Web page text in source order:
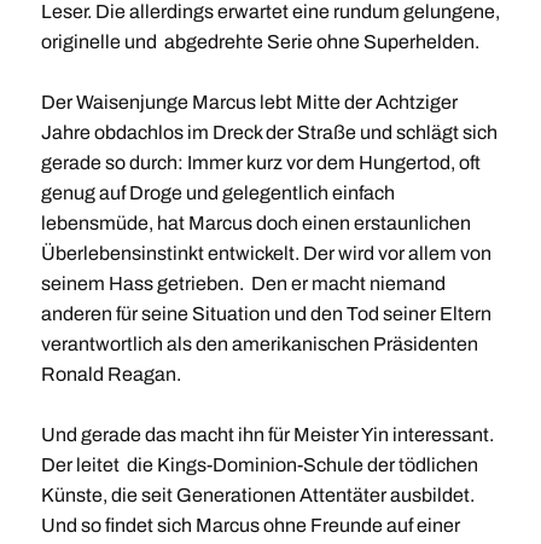
Leser. Die allerdings erwartet eine rundum gelungene,
originelle und abgedrehte Serie ohne Superhelden.
Der Waisenjunge Marcus lebt Mitte der Achtziger
Jahre obdachlos im Dreck der Straße und schlägt sich
gerade so durch: Immer kurz vor dem Hungertod, oft
genug auf Droge und gelegentlich einfach
lebensmüde, hat Marcus doch einen erstaunlichen
Überlebensinstinkt entwickelt. Der wird vor allem von
seinem Hass getrieben. Den er macht niemand
anderen für seine Situation und den Tod seiner Eltern
verantwortlich als den amerikanischen Präsidenten
Ronald Reagan.
Und gerade das macht ihn für Meister Yin interessant.
Der leitet die Kings-Dominion-Schule der tödlichen
Künste, die seit Generationen Attentäter ausbildet.
Und so findet sich Marcus ohne Freunde auf einer